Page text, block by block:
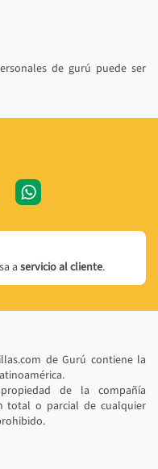
de gurú puede ser
aservicio al cliente.
de Gurú contiene la
de la compañía
total o parcial de cualquier